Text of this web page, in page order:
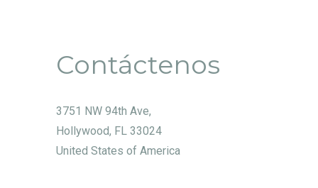
Contáctenos
3751 NW 94th Ave,
Hollywood, FL 33024
United States of America